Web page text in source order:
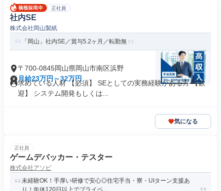
正社員
社内SE
株式会社岡山製紙
「岡山」社内SE／賞与5.2ヶ月／転勤無
〒700-0845岡山県岡山市南区浜野
月給23万円～32万円
求めている人材 【必須】 SEとしての実務経験がある方 【歓
迎】 システム開発もしくは...
気になる
正社員
ゲームデバッカー・テスター
株式会社アソビ
未経験OK！手厚い研修で安心◎住宅手当・寮・UIターン支援あ
り！年休120日以上でプライベ...